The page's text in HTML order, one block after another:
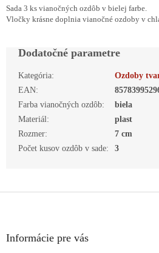
Sada 3 ks vianočných ozdôb v bielej farbe.
Vločky krásne doplnia vianočné ozdoby v
Dodatočné parametre
Kategória:
Ozdoby
EAN:
Farba vianočných ozdôb:
biela
Materiál :
plast
Rozmer:
7 cm
Počet kusov ozdôb v sade: 3
Informácie pre vás